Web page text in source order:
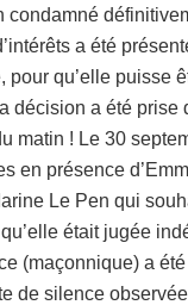
a été
qu’elle puisse
décision a été
matin ! Le 30
en présence
Le Pen qui
était jugée
(maçonnique) a
de silence